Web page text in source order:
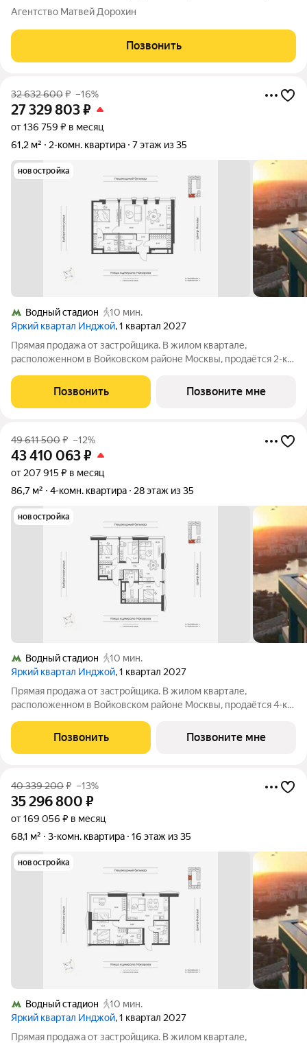
бизнес-класса, окруженный развитой инфраструктурой и
множеством природных зон и парков, расположен в
Войковском районе столицы, в
Агентство Матвей Дорохин
Позвонить
32 632 600₽ –16%
27 329 803₽
от 136 759 ₽ в месяц
61,2 м²
2-комн. квартира 7 этаж из 35
новостройка
Водный стадион
10 мин.
Яркий квартал Инджой, 1 квартал 2027
Прямая продажа от застройщика. В жилом квартале,
расположенном в Войковском районе Москвы, продаётся 2-к
расположена на 7 этаже 35-этажного дома, корпус 1, в жилом
квартале бизнес-класса Инджой.
Позвонить Позвоните мне
49 611 500₽ –12%
43 410 063₽
от 207 915 ₽ в месяц
86,7 м²
4-комн. квартира 28 этаж из 35
новостройка
Водный стадион
10 мин.
Яркий квартал Инджой, 1 квартал 2027
Прямая продажа от застройщика. В жилом квартале,
расположенном в Войковском районе Москвы, продаётся 4-к
расположена на 28 этаже 35-этажного дома, корпус 1, в жилом
квартале бизнес-класса Инджой.
Позвонить Позвоните мне
40 339 200₽ –13%
35 296 800 ₽
от 169 056 ₽ в месяц
68,1 м²
3-комн. квартира 16 этаж из 35
новостройка
Водный стадион
10 мин.
Яркий квартал Инджой, 1 квартал 2027
Прямая продажа от застройщика. В жилом квартале,